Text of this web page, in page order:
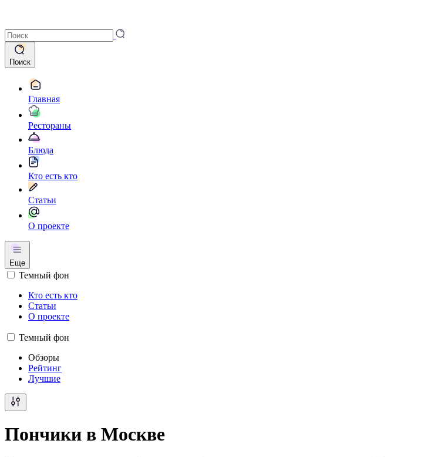
Поиск
Главная
Рестораны
Блюда
Кто есть кто
Статьи
О проекте
Еще
Темный фон
Кто есть кто
Статьи
О проекте
Темный фон
Обзоры
Рейтинг
Лучшие
Пончики в Москве